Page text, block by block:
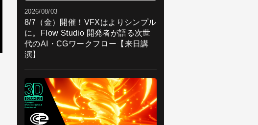
2026/08/03
8/7（金）開催！VFXはよりシンプル
に。Flow Studio 開発者が語る次世
代のAI・CGワークフロー【来日講
演】